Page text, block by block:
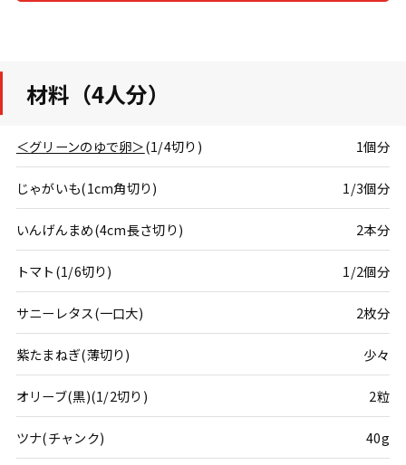
材料（4人分）
＜グリーンのゆで卵＞(1/4切り) 1個分
じゃがいも(1cm角切り) 1/3個分
いんげんまめ(4cm長さ切り) 2本分
トマト(1/6切り) 1/2個分
サニーレタス(一口大) 2枚分
紫たまねぎ(薄切り) 少々
オリーブ(黒)(1/2切り) 2粒
ツナ(チャンク) 40g